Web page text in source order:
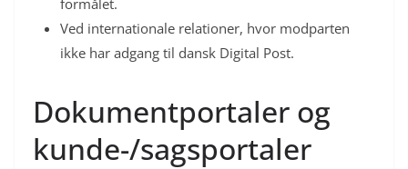
Ved internationale relationer, hvor modparten
ikke har adgang til dansk Digital Post.
Dokumentportaler og
kunde-/sagsportaler